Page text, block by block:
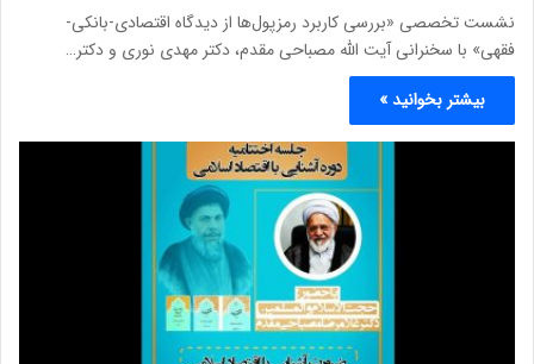
نشست تخصصی «بررسی کاربرد رمزپول‌ها از دیدگاه اقتصادی-بانکی-
فقهی» با سخنرانی آیت الله مصباحی مقدم، دکتر مهدی نوری و دکتر…
بیشتر بخوانید »